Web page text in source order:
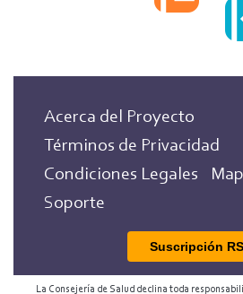
Acerca del Proyecto
Términos de Privacidad
Condiciones Legales
Soporte
Suscripción
La Consejería de Salud declina toda